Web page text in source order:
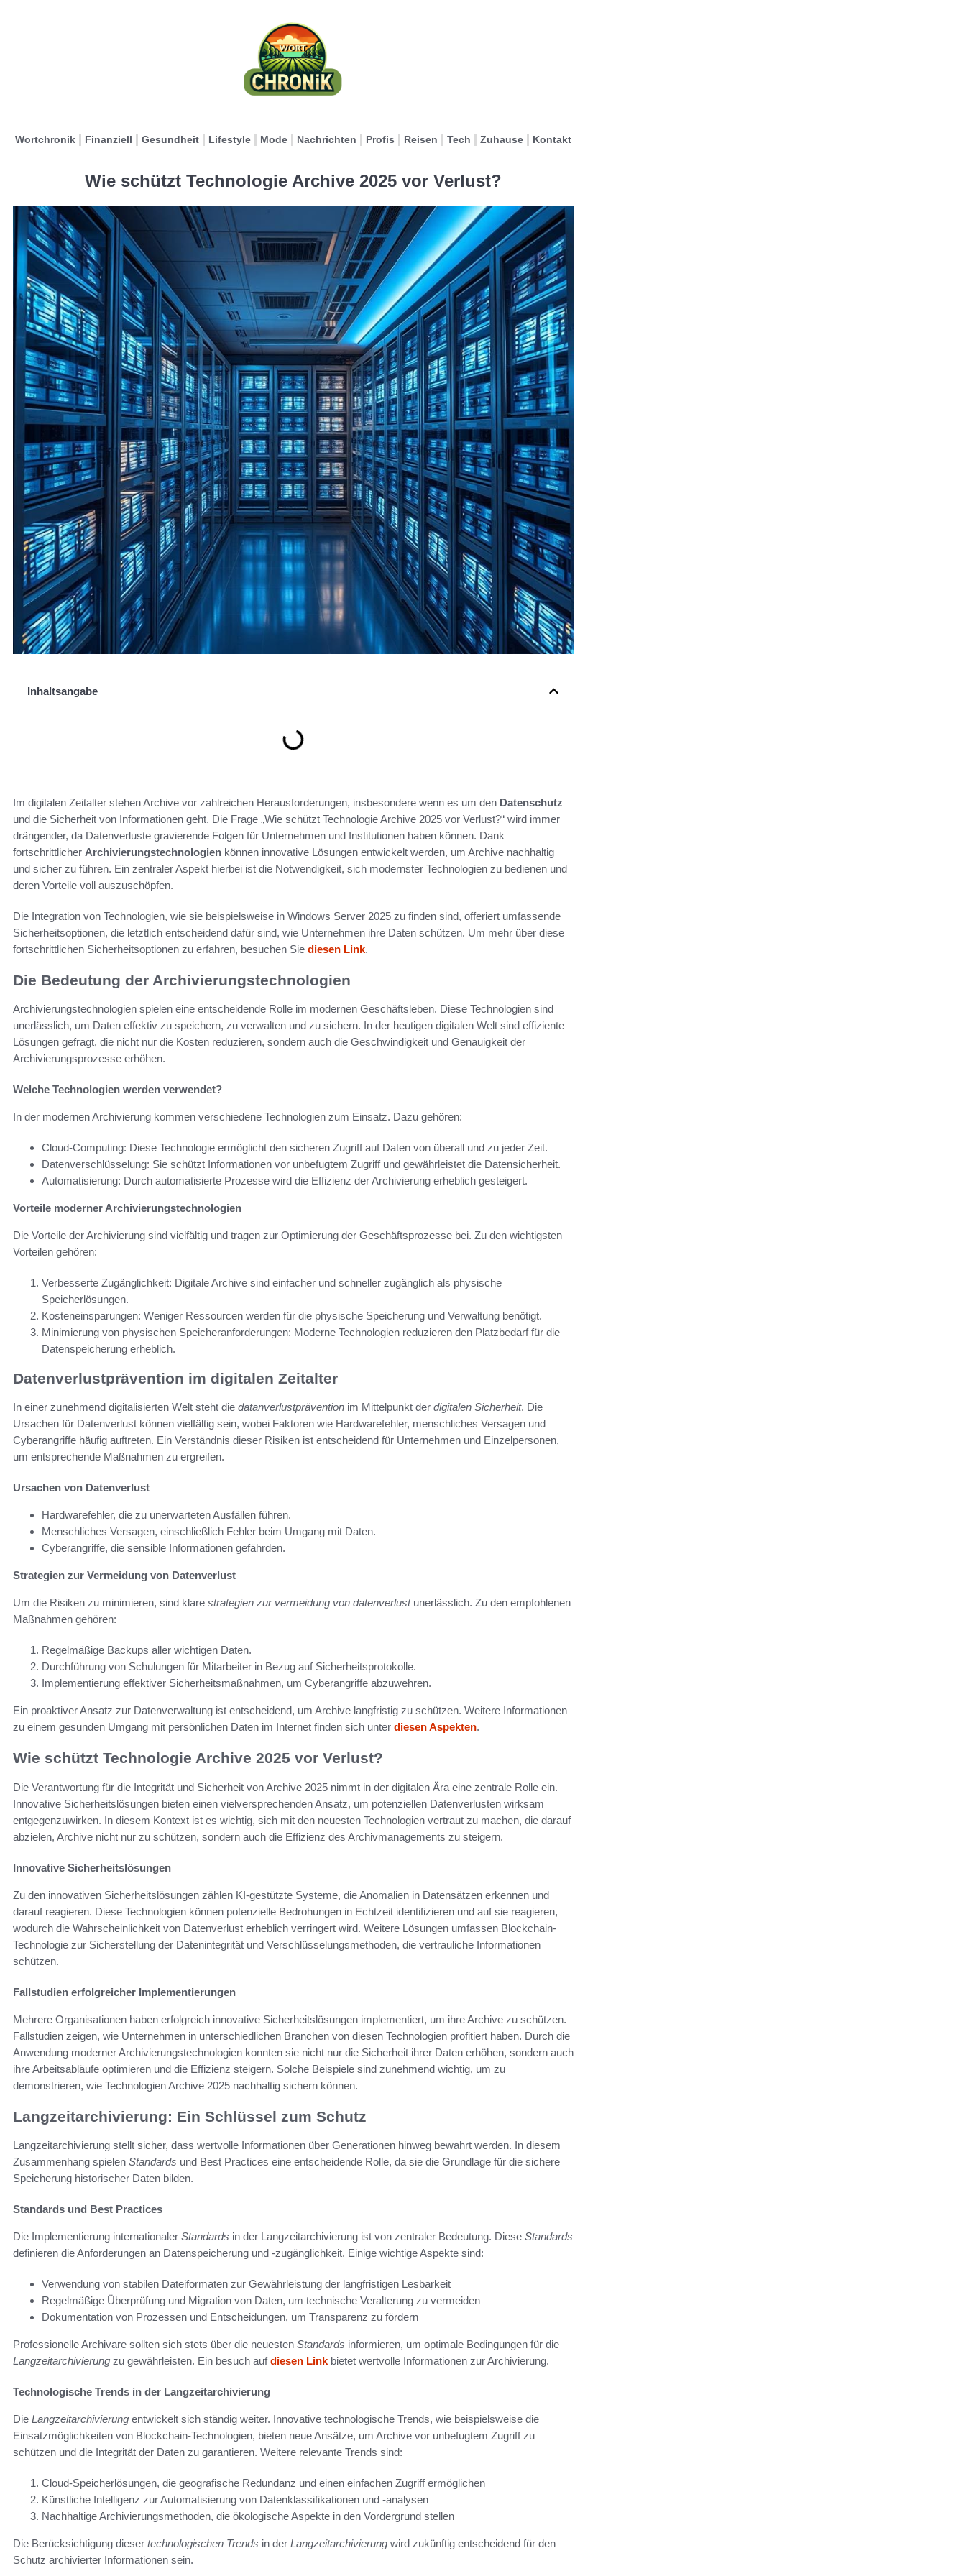
Wortchronik Finanziell Gesundheit Lifestyle Mode Nachrichten Profis Reisen Tech Zuhause Kontakt
Wie schützt Technologie Archive 2025 vor Verlust?
Inhaltsangabe
Im digitalen Zeitalter stehen Archive vor zahlreichen Herausforderungen, insbesondere wenn es um den Datenschutz
und die Sicherheit von Informationen geht. Die Frage „Wie schützt Technologie Archive 2025 vor Verlust?“ wird immer
drängender, da Datenverluste gravierende Folgen für Unternehmen und Institutionen haben können. Dank
fortschrittlicher Archivierungstechnologien können innovative Lösungen entwickelt werden, um Archive nachhaltig
und sicher zu führen. Ein zentraler Aspekt hierbei ist die Notwendigkeit, sich modernster Technologien zu bedienen und
deren Vorteile voll auszuschöpfen.
Die Integration von Technologien, wie sie beispielsweise in Windows Server 2025 zu finden sind, offeriert umfassende
Sicherheitsoptionen, die letztlich entscheidend dafür sind, wie Unternehmen ihre Daten schützen. Um mehr über diese
fortschrittlichen Sicherheitsoptionen zu erfahren, besuchen Sie diesen Link.
Die Bedeutung der Archivierungstechnologien
Archivierungstechnologien spielen eine entscheidende Rolle im modernen Geschäftsleben. Diese Technologien sind
unerlässlich, um Daten effektiv zu speichern, zu verwalten und zu sichern. In der heutigen digitalen Welt sind effiziente
Lösungen gefragt, die nicht nur die Kosten reduzieren, sondern auch die Geschwindigkeit und Genauigkeit der
Archivierungsprozesse erhöhen.
Welche Technologien werden verwendet?
In der modernen Archivierung kommen verschiedene Technologien zum Einsatz. Dazu gehören:
Cloud-Computing: Diese Technologie ermöglicht den sicheren Zugriff auf Daten von überall und zu jeder Zeit.
Datenverschlüsselung: Sie schützt Informationen vor unbefugtem Zugriff und gewährleistet die Datensicherheit.
Automatisierung: Durch automatisierte Prozesse wird die Effizienz der Archivierung erheblich gesteigert.
Vorteile moderner Archivierungstechnologien
Die Vorteile der Archivierung sind vielfältig und tragen zur Optimierung der Geschäftsprozesse bei. Zu den wichtigsten
Vorteilen gehören:
Verbesserte Zugänglichkeit: Digitale Archive sind einfacher und schneller zugänglich als physische
Speicherlösungen.
Kosteneinsparungen: Weniger Ressourcen werden für die physische Speicherung und Verwaltung benötigt.
Minimierung von physischen Speicheranforderungen: Moderne Technologien reduzieren den Platzbedarf für die
Datenspeicherung erheblich.
Datenverlustprävention im digitalen Zeitalter
In einer zunehmend digitalisierten Welt steht die datanverlustprävention im Mittelpunkt der digitalen Sicherheit. Die
Ursachen für Datenverlust können vielfältig sein, wobei Faktoren wie Hardwarefehler, menschliches Versagen und
Cyberangriffe häufig auftreten. Ein Verständnis dieser Risiken ist entscheidend für Unternehmen und Einzelpersonen,
um entsprechende Maßnahmen zu ergreifen.
Ursachen von Datenverlust
Hardwarefehler, die zu unerwarteten Ausfällen führen.
Menschliches Versagen, einschließlich Fehler beim Umgang mit Daten.
Cyberangriffe, die sensible Informationen gefährden.
Strategien zur Vermeidung von Datenverlust
Um die Risiken zu minimieren, sind klare strategien zur vermeidung von datenverlustunerlässlich. Zu den empfohlenen
Maßnahmen gehören:
Regelmäßige Backups aller wichtigen Daten.
Durchführung von Schulungen für Mitarbeiter in Bezug auf Sicherheitsprotokolle.
Implementierung effektiver Sicherheitsmaßnahmen, um Cyberangriffe abzuwehren.
Ein proaktiver Ansatz zur Datenverwaltung ist entscheidend, um Archive langfristig zu schützen. Weitere Informationen
zu einem gesunden Umgang mit persönlichen Daten im Internet finden sich unter diesen Aspekten.
Wie schützt Technologie Archive 2025 vor Verlust?
Die Verantwortung für die Integrität und Sicherheit von Archive 2025 nimmt in der digitalen Ära eine zentrale Rolle ein.
Innovative Sicherheitslösungen bieten einen vielversprechenden Ansatz, um potenziellen Datenverlusten wirksam
entgegenzuwirken. In diesem Kontext ist es wichtig, sich mit den neuesten Technologien vertraut zu machen, die darauf
abzielen, Archive nicht nur zu schützen, sondern auch die Effizienz des Archivmanagements zu steigern.
Innovative Sicherheitslösungen
Zu den innovativen Sicherheitslösungen zählen KI-gestützte Systeme, die Anomalien in Datensätzen erkennen und
darauf reagieren. Diese Technologien können potenzielle Bedrohungen in Echtzeit identifizieren und auf sie reagieren,
wodurch die Wahrscheinlichkeit von Datenverlust erheblich verringert wird. Weitere Lösungen umfassen Blockchain-
Technologie zur Sicherstellung der Datenintegrität und Verschlüsselungsmethoden, die vertrauliche Informationen
schützen.
Fallstudien erfolgreicher Implementierungen
Mehrere Organisationen haben erfolgreich innovative Sicherheitslösungen implementiert, um ihre Archive zu schützen.
Fallstudien zeigen, wie Unternehmen in unterschiedlichen Branchen von diesen Technologien profitiert haben. Durch die
Anwendung moderner Archivierungstechnologien konnten sie nicht nur die Sicherheit ihrer Daten erhöhen, sondern auch
ihre Arbeitsabläufe optimieren und die Effizienz steigern. Solche Beispiele sind zunehmend wichtig, um zu
demonstrieren, wie Technologien Archive 2025 nachhaltig sichern können.
Langzeitarchivierung: Ein Schlüssel zum Schutz
Langzeitarchivierung stellt sicher, dass wertvolle Informationen über Generationen hinweg bewahrt werden. In diesem
Zusammenhang spielen Standards und Best Practices eine entscheidende Rolle, da sie die Grundlage für die sichere
Speicherung historischer Daten bilden.
Standards und Best Practices
Die Implementierung internationaler Standards in der Langzeitarchivierung ist von zentraler Bedeutung. Diese Standards
definieren die Anforderungen an Datenspeicherung und -zugänglichkeit. Einige wichtige Aspekte sind:
Verwendung von stabilen Dateiformaten zur Gewährleistung der langfristigen Lesbarkeit
Regelmäßige Überprüfung und Migration von Daten, um technische Veralterung zu vermeiden
Dokumentation von Prozessen und Entscheidungen, um Transparenz zu fördern
Professionelle Archivare sollten sich stets über die neuesten Standards informieren, um optimale Bedingungen für die
Langzeitarchivierung zu gewährleisten. Ein besuch aufdiesen Link bietet wertvolle Informationen zur Archivierung.
Technologische Trends in der Langzeitarchivierung
Die Langzeitarchivierung entwickelt sich ständig weiter. Innovative technologische Trends, wie beispielsweise die
Einsatzmöglichkeiten von Blockchain-Technologien, bieten neue Ansätze, um Archive vor unbefugtem Zugriff zu
schützen und die Integrität der Daten zu garantieren. Weitere relevante Trends sind:
Cloud-Speicherlösungen, die geografische Redundanz und einen einfachen Zugriff ermöglichen
Künstliche Intelligenz zur Automatisierung von Datenklassifikationen und -analysen
Nachhaltige Archivierungsmethoden, die ökologische Aspekte in den Vordergrund stellen
Die Berücksichtigung dieser technologischen Trends in der Langzeitarchivierung wird zukünftig entscheidend für den
Schutz archivierter Informationen sein.